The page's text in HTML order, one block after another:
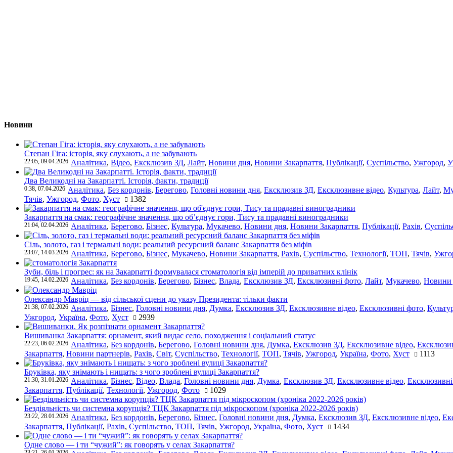
Новини
Степан Гіга: історія, яку слухають, а не забувають
22:05, 09.04.2026 Аналітика, Відео, Ексклюзив ЗД, Лайт, Новини дня, Новини Закарпаття, Публікації, Суспільство, Ужгород,
Два Великодні на Закарпатті. Історія, факти, традиції
0:38, 07.04.2026 Аналітика, Без кордонів, Берегово, Головні новини дня, Ексклюзив ЗД, Ексклюзивне відео, Культура, Лайт,
Тячів, Ужгород, Фото, Хуст 1382
Закарпаття на смак: географічне значення, що об’єднує гори, Тису та прадавні виноградники
21:04, 02.04.2026 Аналітика, Берегово, Бізнес, Культура, Мукачево, Новини дня, Новини Закарпаття, Публікації, Рахів,
Сіль, золото, газ і термальні води: реальний ресурсний баланс Закарпаття без міфів
23:07, 14.03.2026 Аналітика, Берегово, Бізнес, Мукачево, Новини Закарпаття, Рахів, Суспільство, Технології, ТОП, Тячів,
Зуби, біль і прогрес: як на Закарпатті формувалася стоматологія від імперій до приватних клінік
19:45, 14.02.2026 Аналітика, Без кордонів, Берегово, Бізнес, Влада, Ексклюзив ЗД, Ексклюзивні фото, Лайт, Мукачево, Новини
Олександр Мавріц — від сільської сцени до указу Президента: тільки факти
21:38, 07.02.2026 Аналітика, Бізнес, Головні новини дня, Думка, Ексклюзив ЗД, Ексклюзивне відео, Ексклюзивні фото,
Ужгород, Україна, Фото, Хуст 2939
Вишиванка Закарпаття: орнамент, який видає село, походження і соціальний статус
22:23, 06.02.2026 Аналітика, Без кордонів, Берегово, Головні новини дня, Думка, Ексклюзив ЗД, Ексклюзивне відео,
Закарпаття, Новини партнерів, Рахів, Світ, Суспільство, Технології, ТОП, Тячів, Ужгород, Україна, Фото, Хуст 1113
Бруківка, яку знімають і нищать: з чого зроблені вулиці Закарпаття?
21:30, 31.01.2026 Аналітика, Бізнес, Відео, Влада, Головні новини дня, Думка, Ексклюзив ЗД, Ексклюзивне відео,
Закарпаття, Публікації, Технології, Ужгород, Фото 1029
Бездіяльність чи системна корупція? ТЦК Закарпаття під мікроскопом (хроніка 2022-2026 років)
23:22, 28.01.2026 Аналітика, Без кордонів, Берегово, Бізнес, Головні новини дня, Думка, Ексклюзив ЗД, Ексклюзивне відео,
Закарпаття, Публікації, Рахів, Суспільство, ТОП, Тячів, Ужгород, Україна, Фото, Хуст 1434
Одне слово — і ти “чужий”: як говорять у селах Закарпаття?